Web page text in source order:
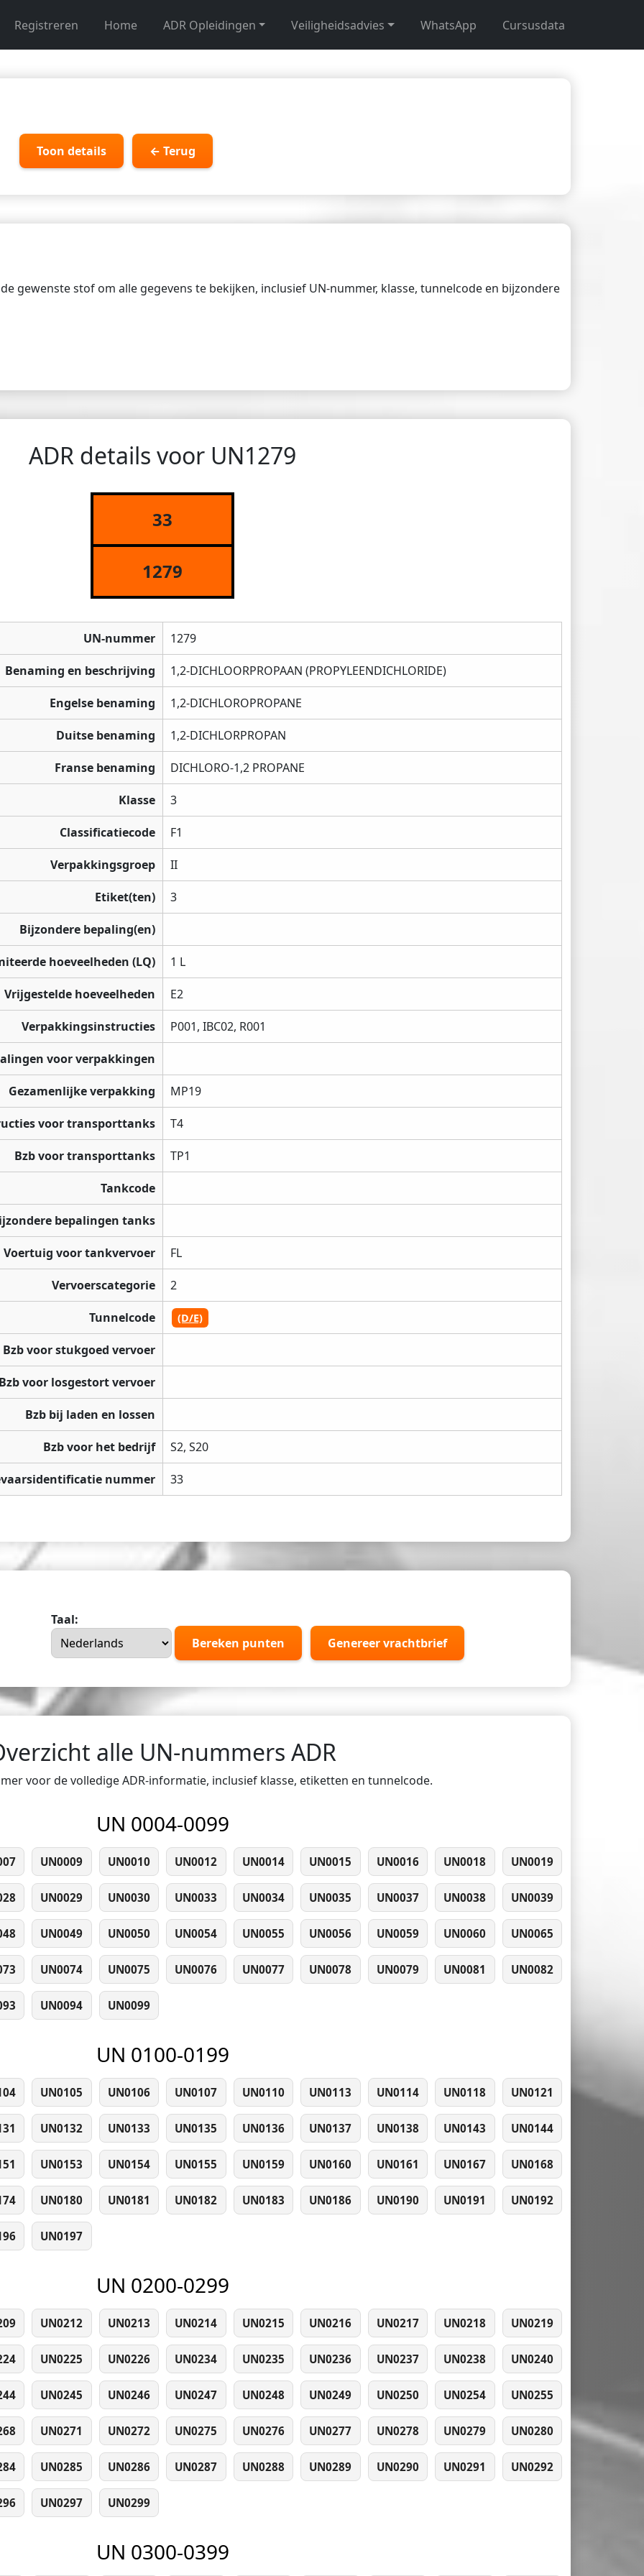
Registreren Home ADR Opleidingen Veiligheidsadvies WhatsApp Cursusdata
Toon details ← Terug
gewenste stof om alle gegevens te bekijken, inclusief UN-nummer, klasse, tunnelcode en bijzondere
ADR details voor UN1279
33
1279
UN-nummer 1279
Benaming en beschrijving 1,2-DICHLOORPROPAAN (PROPYLEENDICHLORIDE)
Engelse benaming 1,2-DICHLOROPROPANE
Duitse benaming 1,2-DICHLORPROPAN
Franse benaming DICHLORO-1,2 PROPANE
Klasse 3
Classificatiecode F1
Verpakkingsgroep II
Etiket(ten) 3
Bijzondere bepaling(en)
hoeveelheden (LQ) 1 L
Vrijgestelde hoeveelheden E2
Verpakkingsinstructies P001, IBC02, R001
voor verpakkingen
Gezamenlijke verpakking MP19
voor transporttanks T4
Bzb voor transporttanks TP1
Tankcode
bepalingen tanks
Voertuig voor tankvervoer FL
Vervoerscategorie 2
Tunnelcode (D/E)
Bzb voor stukgoed vervoer
voor losgestort vervoer
Bzb bij laden en lossen
Bzb voor het bedrijf S2, S20
nummer 33
Taal:
Bereken punten
Genereer vrachtbrief
alle UN-nummers ADR
voor de volledige ADR-informatie, inclusief klasse, etiketten en tunnelcode.
UN 0004-0099
UN0009 UN0010 UN0012 UN0014 UN0015 UN0016 UN0018 UN0019
UN0029 UN0030 UN0033 UN0034 UN0035 UN0037 UN0038 UN0039
UN0049 UN0050 UN0054 UN0055 UN0056 UN0059 UN0060 UN0065
UN0074 UN0075 UN0076 UN0077 UN0078 UN0079 UN0081 UN0082
UN0094 UN0099
UN 0100-0199
UN0105 UN0106 UN0107 UN0110 UN0113 UN0114 UN0118 UN0121
UN0132 UN0133 UN0135 UN0136 UN0137 UN0138 UN0143 UN0144
UN0153 UN0154 UN0155 UN0159 UN0160 UN0161 UN0167 UN0168
UN0180 UN0181 UN0182 UN0183 UN0186 UN0190 UN0191 UN0192
UN0197
UN 0200-0299
UN0212 UN0213 UN0214 UN0215 UN0216 UN0217 UN0218 UN0219
UN0225 UN0226 UN0234 UN0235 UN0236 UN0237 UN0238 UN0240
UN0245 UN0246 UN0247 UN0248 UN0249 UN0250 UN0254 UN0255
UN0271 UN0272 UN0275 UN0276 UN0277 UN0278 UN0279 UN0280
UN0285 UN0286 UN0287 UN0288 UN0289 UN0290 UN0291 UN0292
UN0297 UN0299
UN 0300-0399